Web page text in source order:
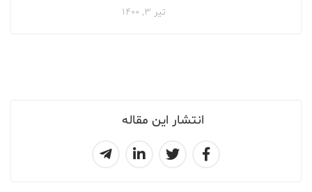
انتشار این مقاله
تیر ۳, ۱۴۰۰